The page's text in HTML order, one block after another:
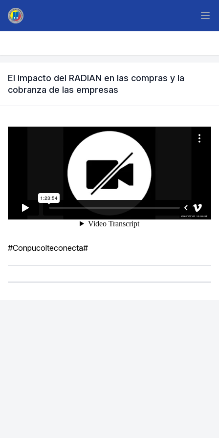
El impacto del RADIAN en las compras y la
cobranza de las empresas
#Conpucolteconecta#